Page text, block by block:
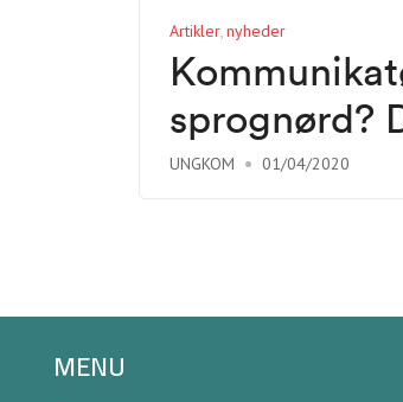
Artikler nyheder
sprognørd?
UNGKOM 01/04/2020
MENU